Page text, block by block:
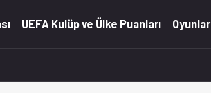
ve anlık güncellemeler.
UEFA Kulüp ve Ülke Puanları Oyunlar